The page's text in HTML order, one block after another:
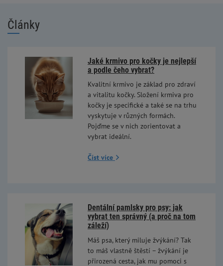
Články
Jaké krmivo pro kočky je nejlepší
a podle čeho vybrat?
Kvalitní krmivo je základ pro zdraví
a vitalitu kočky. Složení krmiva pro
kočky je specifické a také se na trhu
vyskytuje v různých formách.
Pojďme se v nich zorientovat a
vybrat ideální.
Číst více
Dentální pamlsky pro psy: jak
vybrat ten správný (a proč na tom
záleží)
Máš psa, který miluje žvýkání? Tak
to máš vlastně štěstí – žvýkání je
přirozená cesta, jak mu pomoci s